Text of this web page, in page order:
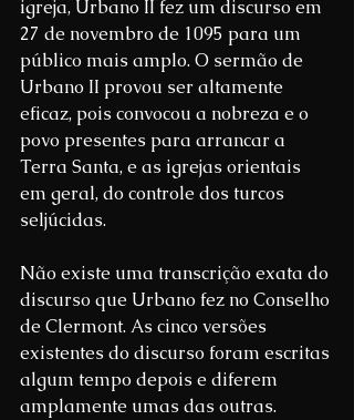
igreja, Urbano II fez um discurso em
27 de novembro de 1095 para um
público mais amplo. O sermão de
Urbano II provou ser altamente
eficaz, pois convocou a nobreza e o
povo presentes para arrancar a
Terra Santa, e as igrejas orientais
em geral, do controle dos turcos
seljúcidas.
Não existe uma transcrição exata do
discurso que Urbano fez no Conselho
de Clermont. As cinco versões
existentes do discurso foram escritas
algum tempo depois e diferem
amplamente umas das outras.